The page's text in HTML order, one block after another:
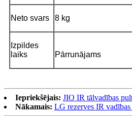
Neto svars 8 kg
Izpildes
laiks
Pārrunājams
Iepriekšējais: JIO IR tālvadības
Nākamais: LG rezerves IR